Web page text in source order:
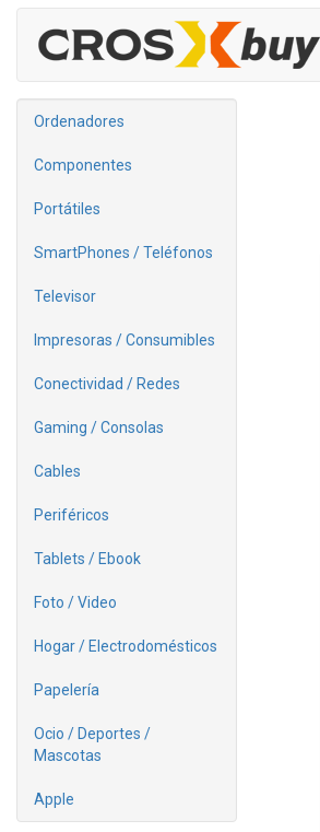
Ordenadores
Componentes
Portátiles
SmartPhones / Teléfonos
Televisor
Impresoras / Consumibles
Conectividad / Redes
Gaming / Consolas
Cables
Periféricos
Tablets / Ebook
Foto / Video
Hogar / Electrodomésticos
Papelería
Ocio / Deportes /
Mascotas
Apple